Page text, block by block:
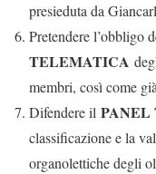
presieduta da
Pretendere l’obbligo
TELEMATICA
membri, così come
Difendere il PANEL
classificazione e la
organolettiche degli